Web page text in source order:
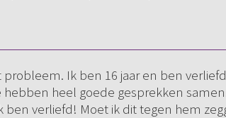
Ik ben 16 jaar en ben
heel goede gesprekken
ben verliefd! Moet ik dit tegen hem